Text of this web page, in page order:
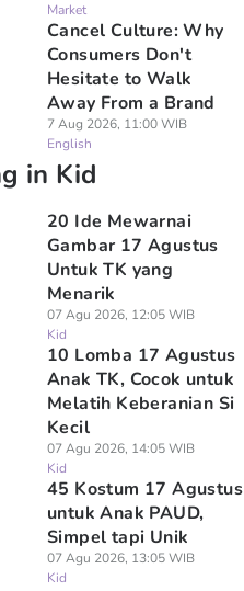
Market
Cancel Culture: Why
Consumers Don't
Hesitate to Walk
Away From a Brand
7 Aug 2026, 11:00 WIB
English
in Kid
20 Ide Mewarnai
Gambar 17 Agustus
Untuk TK yang
Menarik
07 Agu 2026, 12:05 WIB
Kid
10 Lomba 17 Agustus
Anak TK, Cocok untuk
Melatih Keberanian Si
Kecil
07 Agu 2026, 14:05 WIB
Kid
45 Kostum 17 Agustus
untuk Anak PAUD,
Simpel tapi Unik
07 Agu 2026, 13:05 WIB
Kid